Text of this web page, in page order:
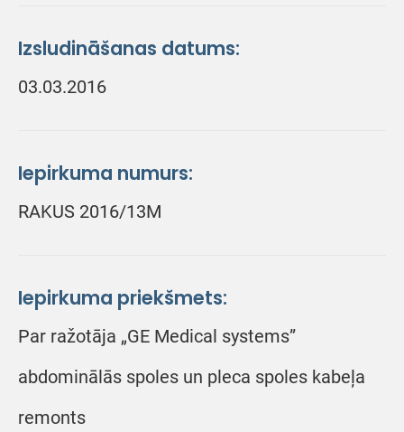
Izsludināšanas datums:
03.03.2016
Iepirkuma numurs:
RAKUS 2016/13M
Iepirkuma priekšmets:
Par ražotāja „GE Medical systems”
abdominālās spoles un pleca spoles kabeļa
remonts